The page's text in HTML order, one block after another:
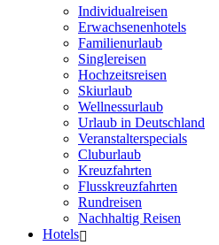
Individualreisen
Erwachsenenhotels
Familienurlaub
Singlereisen
Hochzeitsreisen
Skiurlaub
Wellnessurlaub
Urlaub in Deutschland
Veranstalterspecials
Cluburlaub
Kreuzfahrten
Flusskreuzfahrten
Rundreisen
Nachhaltig Reisen
Hotels